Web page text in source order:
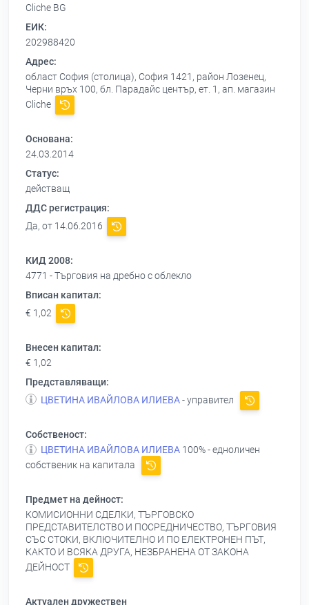
Cliche BG
ЕИК:
202988420
Адрес:
област София (столица), София 1421, район Лозенец,
Черни връх 100, бл. Парадайс център, ет. 1, ап. магазин
Сliche
Основана:
24.03.2014
Статус:
действащ
ДДС регистрация:
Да, от 14.06.2016
КИД 2008:
4771 - Търговия на дребно с облекло
Вписан капитал:
€ 1,02
Внесен капитал:
€ 1,02
Представляващи:
ЦВЕТИНА ИВАЙЛОВА ИЛИЕВА- управител
Собственост:
ЦВЕТИНА ИВАЙЛОВА ИЛИЕВА 100% - едноличен
собственик на капитала
Предмет на дейност:
КОМИСИОННИ СДЕЛКИ, ТЪРГОВСКО
ПРЕДСТАВИТЕЛСТВО И ПОСРЕДНИЧЕСТВО, ТЪРГОВИЯ
СЪС СТОКИ, ВКЛЮЧИТЕЛНО И ПО ЕЛЕКТРОНЕН ПЪТ,
КАКТО И ВСЯКА ДРУГА, НЕЗБРАНЕНА ОТ ЗАКОНА
ДЕЙНОСТ
Актуален дружествен